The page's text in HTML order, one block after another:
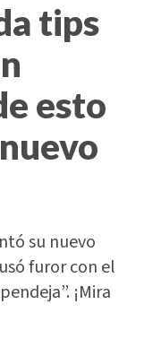
tips
esto
su nuevo
furor con el
¡Mira